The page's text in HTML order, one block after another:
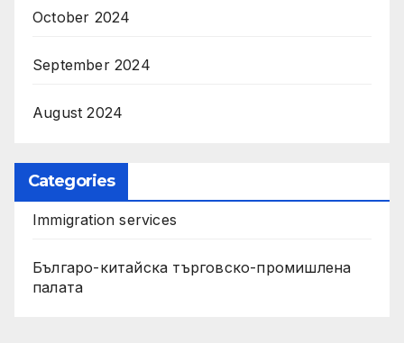
October 2024
September 2024
August 2024
Categories
Immigration services
Българо-китайска търговско-промишлена
палата